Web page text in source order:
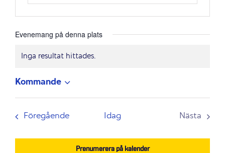
Evenemang på denna plats
Notis
Inga resultat hittades.
Kommande
Välj
datum.
FöregåendeEvenemang
Idag
Nästa
Prenumerera på kalender